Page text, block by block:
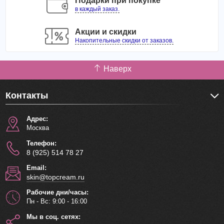
в каждый заказ.
Акции и скидки
Накопительные скидки от заказов.
Наверх
Контакты
Адрес:
Москва
Телефон:
8 (925) 514 78 27
Email:
skin@topcream.ru
Рабочие дни/часы:
Пн - Вс: 9:00 - 16:00
Мы в соц. сетях: